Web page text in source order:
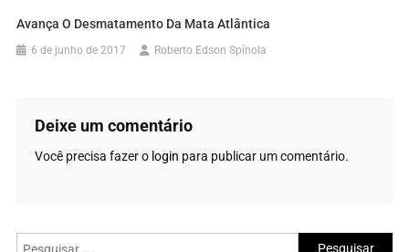
Avança O Desmatamento Da Mata Atlântica
6 de junho de 2017 Roberto Edson Spínola
Deixe um comentário
Você precisa fazer o login para publicar um comentário.
Pesquisar